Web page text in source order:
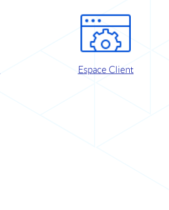
Espace Client